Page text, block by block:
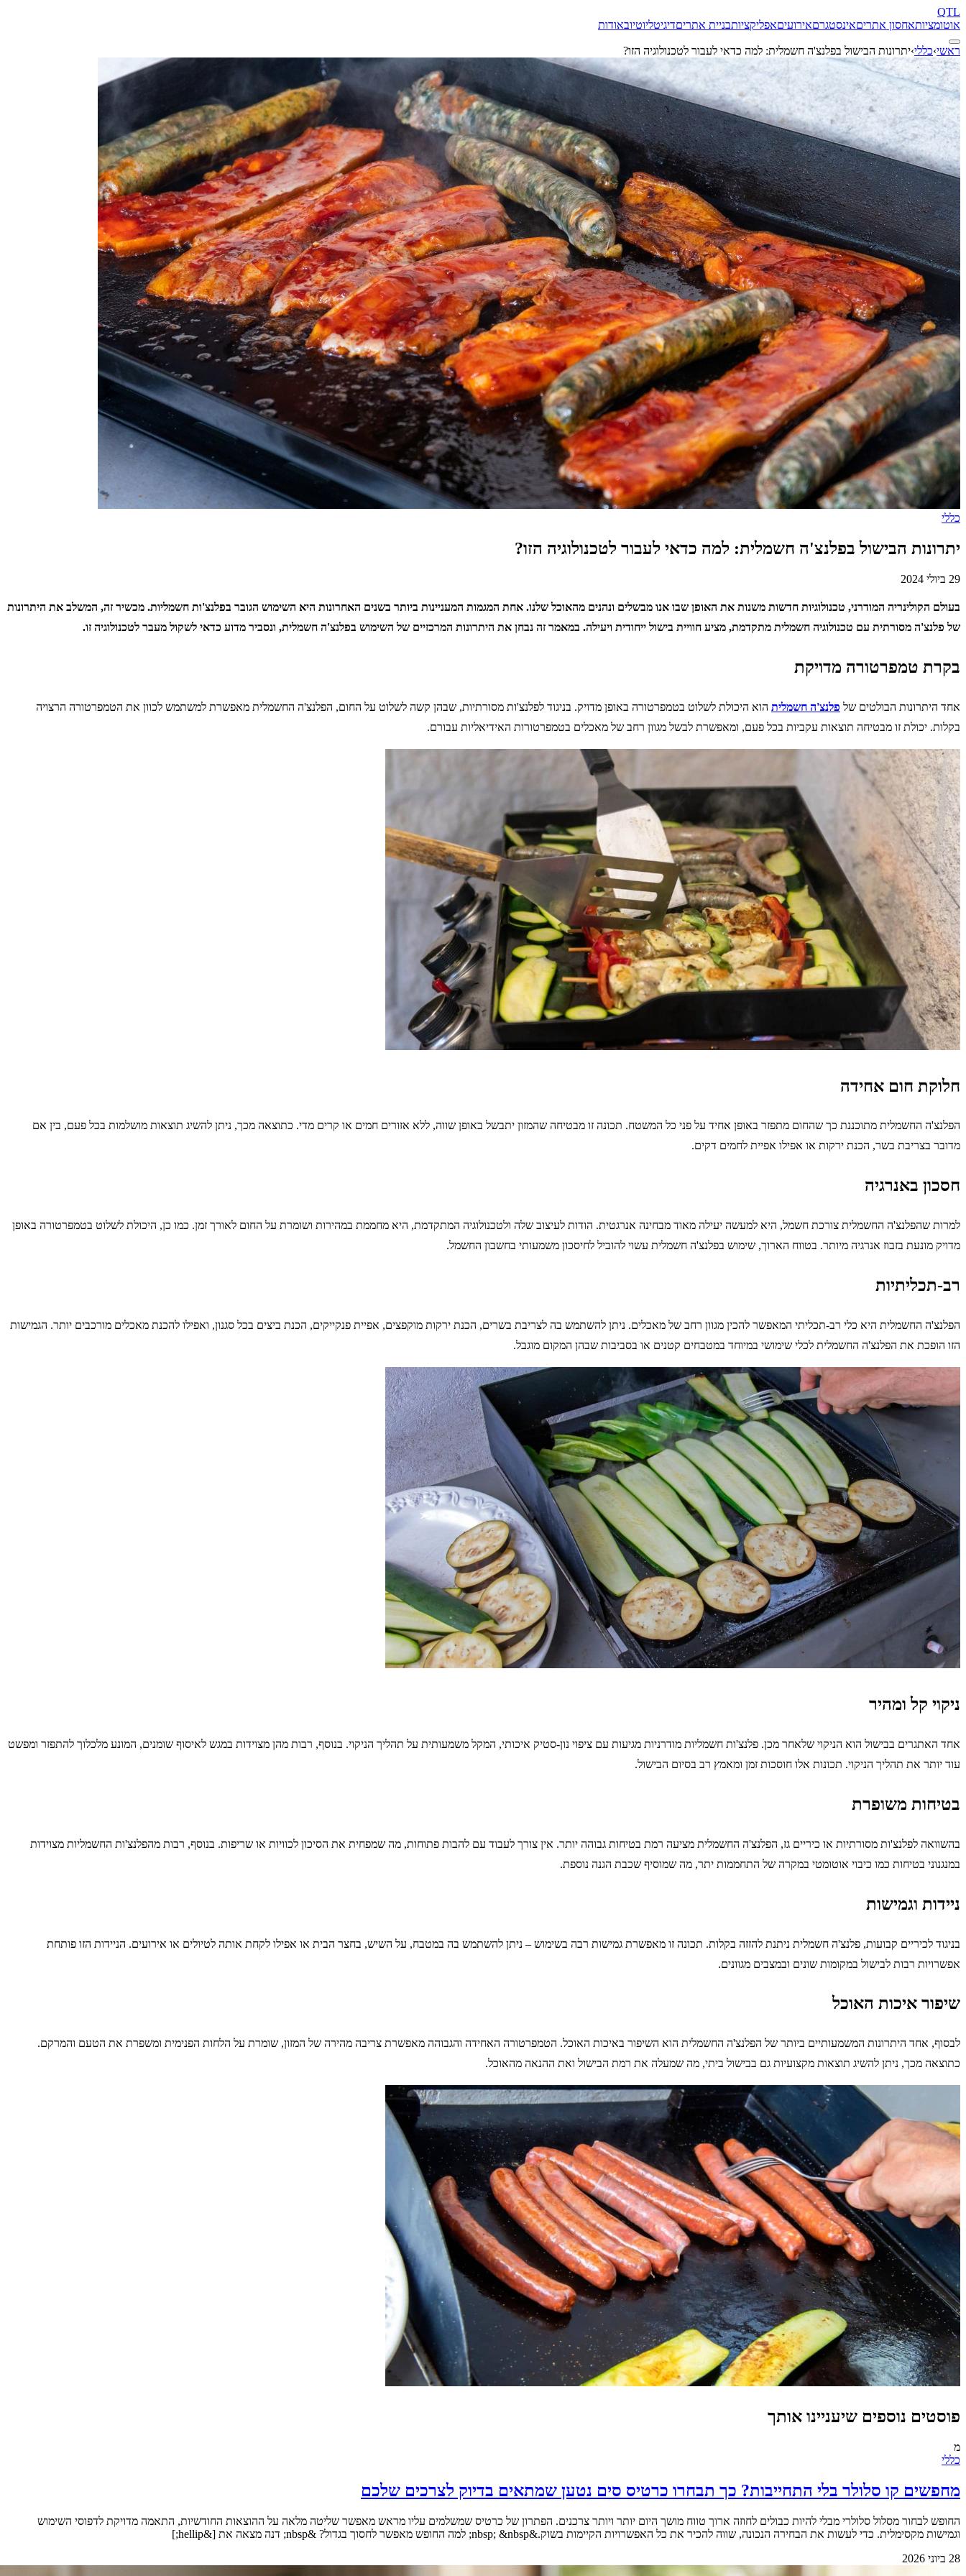
QTL
אוטומציותאחסון אתריםאינסטגרםאירועיםאפליקציותבניית אתריםדיגיטליוטיובאודות
ראשי›כללי›יתרונות הבישול בפלנצ'ה חשמלית: למה כדאי לעבור לטכנולוגיה הזו?
כללי
יתרונות הבישול בפלנצ'ה חשמלית: למה כדאי לעבור לטכנולוגיה הזו?
29 ביולי 2024
בעולם הקולינריה המודרני, טכנולוגיות חדשות משנות את האופן שבו אנו מבשלים ונהנים מהאוכל שלנו. אחת המגמות המעניינות ביותר בשנים האחרונות היא השימוש הגובר בפלנצ'ות חשמליות. מכשיר זה, המשלב את היתרונות
של פלנצ'ה מסורתית עם טכנולוגיה חשמלית מתקדמת, מציע חוויית בישול ייחודית ויעילה. במאמר זה נבחן את היתרונות המרכזיים של השימוש בפלנצ'ה חשמלית, ונסביר מדוע כדאי לשקול מעבר לטכנולוגיה זו.
בקרת טמפרטורה מדויקת
אחד היתרונות הבולטים של פלנצ'ה חשמלית הוא היכולת לשלוט בטמפרטורה באופן מדויק. בניגוד לפלנצ'ות מסורתיות, שבהן קשה לשלוט על החום, הפלנצ'ה החשמלית מאפשרת למשתמש לכוון את הטמפרטורה הרצויה
בקלות. יכולת זו מבטיחה תוצאות עקביות בכל פעם, ומאפשרת לבשל מגוון רחב של מאכלים בטמפרטורות האידיאליות עבורם.
חלוקת חום אחידה
הפלנצ'ה החשמלית מתוכננת כך שהחום מתפזר באופן אחיד על פני כל המשטח. תכונה זו מבטיחה שהמזון יתבשל באופן שווה, ללא אזורים חמים או קרים מדי. כתוצאה מכך, ניתן להשיג תוצאות מושלמות בכל פעם, בין אם
מדובר בצריבת בשר, הכנת ירקות או אפילו אפיית לחמים דקים.
חסכון באנרגיה
למרות שהפלנצ'ה החשמלית צורכת חשמל, היא למעשה יעילה מאוד מבחינה אנרגטית. הודות לעיצוב שלה ולטכנולוגיה המתקדמת, היא מחממת במהירות ושומרת על החום לאורך זמן. כמו כן, היכולת לשלוט בטמפרטורה באופן
מדויק מונעת בזבוז אנרגיה מיותר. בטווח הארוך, שימוש בפלנצ'ה חשמלית עשוי להוביל לחיסכון משמעותי בחשבון החשמל.
רב-תכליתיות
הפלנצ'ה החשמלית היא כלי רב-תכליתי המאפשר להכין מגוון רחב של מאכלים. ניתן להשתמש בה לצריבת בשרים, הכנת ירקות מוקפצים, אפיית פנקייקים, הכנת ביצים בכל סגנון, ואפילו להכנת מאכלים מורכבים יותר. הגמישות
הזו הופכת את הפלנצ'ה החשמלית לכלי שימושי במיוחד במטבחים קטנים או בסביבות שבהן המקום מוגבל.
ניקוי קל ומהיר
אחד האתגרים בבישול הוא הניקוי שלאחר מכן. פלנצ'ות חשמליות מודרניות מגיעות עם ציפוי נון-סטיק איכותי, המקל משמעותית על תהליך הניקוי. בנוסף, רבות מהן מצוידות במגש לאיסוף שומנים, המונע מלכלוך להתפזר ומפשט
עוד יותר את תהליך הניקוי. תכונות אלו חוסכות זמן ומאמץ רב בסיום הבישול.
בטיחות משופרת
בהשוואה לפלנצ'ות מסורתיות או כיריים גז, הפלנצ'ה החשמלית מציעה רמת בטיחות גבוהה יותר. אין צורך לעבוד עם להבות פתוחות, מה שמפחית את הסיכון לכוויות או שריפות. בנוסף, רבות מהפלנצ'ות החשמליות מצוידות
במנגנוני בטיחות כמו כיבוי אוטומטי במקרה של התחממות יתר, מה שמוסיף שכבת הגנה נוספת.
ניידות וגמישות
בניגוד לכיריים קבועות, פלנצ'ה חשמלית ניתנת להזזה בקלות. תכונה זו מאפשרת גמישות רבה בשימוש – ניתן להשתמש בה במטבח, על השיש, בחצר הבית או אפילו לקחת אותה לטיולים או אירועים. הניידות הזו פותחת
אפשרויות רבות לבישול במקומות שונים ובמצבים מגוונים.
שיפור איכות האוכל
לבסוף, אחד היתרונות המשמעותיים ביותר של הפלנצ'ה החשמלית הוא השיפור באיכות האוכל. הטמפרטורה האחידה והגבוהה מאפשרת צריבה מהירה של המזון, שומרת על הלחות הפנימית ומשפרת את הטעם והמרקם.
כתוצאה מכך, ניתן להשיג תוצאות מקצועיות גם בבישול ביתי, מה שמעלה את רמת הבישול ואת ההנאה מהאוכל.
פוסטים נוספים שיעניינו אותך
מ
כללי
מחפשים קו סלולר בלי התחייבות? כך תבחרו כרטיס סים נטען שמתאים בדיוק לצרכים שלכם
החופש לבחור מסלול סלולרי מבלי להיות כבולים לחוזה ארוך טווח מושך היום יותר ויותר צרכנים. הפתרון של כרטיס שמשלמים עליו מראש מאפשר שליטה מלאה על ההוצאות החודשיות, התאמה מדויקת לדפוסי השימוש
וגמישות מקסימלית. כדי לעשות את הבחירה הנכונה, שווה להכיר את כל האפשרויות הקיימות בשוק.&nbsp; &nbsp; למה החופש מאפשר לחסוך בגדול? &nbsp; דנה מצאה את [&hellip;]
28 ביוני 2026